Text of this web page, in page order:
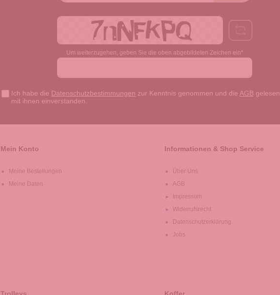
Adresse*
Um weiterzugehen, geben Sie die oben abgebildeten Zeichen ein*
Ich habe die Datenschutzbestimmungen zur Kenntnis genommen und die AGB
mit ihnen einverstanden.
Mein Konto
Meine Bestellungen
Meine Daten
Informationen & Shop Service
Über Uns
AGB
Impressum
Widerrufsrecht
Datenschutzerklärung
Jobs